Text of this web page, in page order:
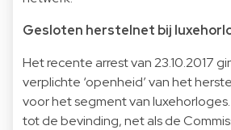
Gesloten herstelnet bij
Het recente arrest van 23.10.2017
verplichte ‘openheid’ van het
voor het segment van
tot de bevinding, net als de